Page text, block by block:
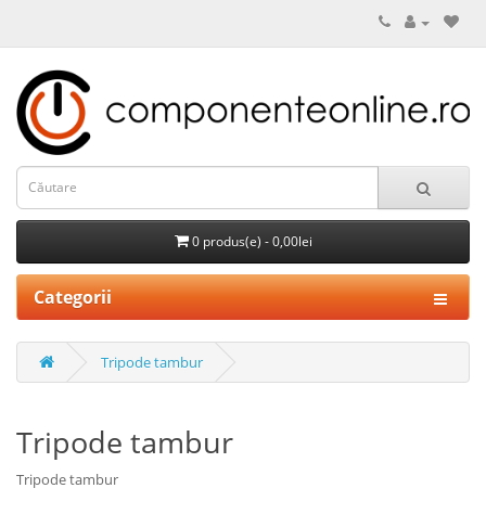
0 produs(e) - 0,00lei
Categorii
Tripode tambur
Tripode tambur
Tripode tambur